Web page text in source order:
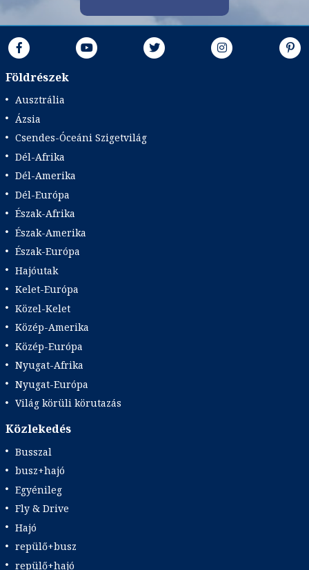
Földrészek
Ausztrália
Ázsia
Csendes-Óceáni Szigetvilág
Dél-Afrika
Dél-Amerika
Dél-Európa
Észak-Afrika
Észak-Amerika
Észak-Európa
Hajóutak
Kelet-Európa
Közel-Kelet
Közép-Amerika
Közép-Európa
Nyugat-Afrika
Nyugat-Európa
Világ körüli körutazás
Közlekedés
Busszal
busz+hajó
Egyénileg
Fly & Drive
Hajó
repülő+busz
repülő+hajó